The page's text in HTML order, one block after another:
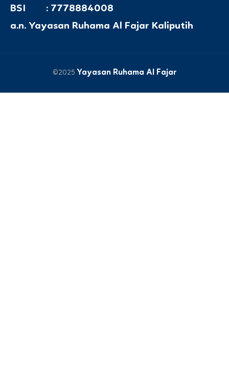
BSI : 7778884008
a.n. Yayasan Ruhama Al Fajar Kaliputih
©2025 Yayasan Ruhama Al Fajar